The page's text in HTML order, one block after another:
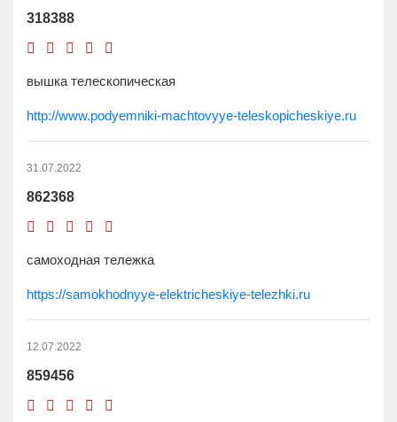
318388
вышка телескопическая
http://www.podyemniki-machtovyye-teleskopicheskiye.ru
31.07.2022
862368
самоходная тележка
https://samokhodnyye-elektricheskiye-telezhki.ru
12.07.2022
859456